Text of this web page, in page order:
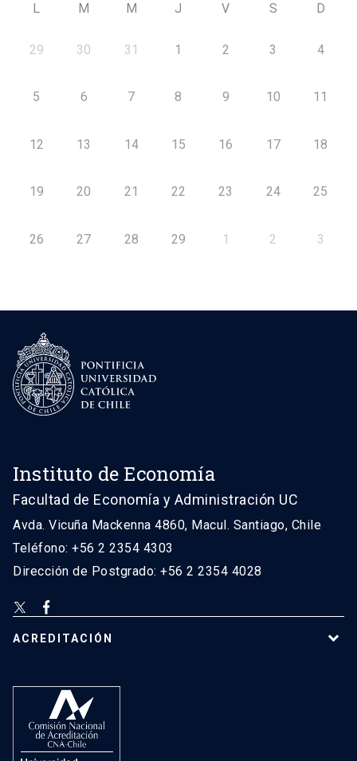
L M M J V S D
29 30 31 1 2 3 4
5 6 7 8 9 10 11
12 13 14 15 16 17 18
19 20 21 22 23 24 25
26 27 28 29 1 2 3
Instituto de Economía
Facultad de Economía y Administración UC
Avda. Vicuña Mackenna 4860, Macul. Santiago, Chile
Teléfono: +56 2 2354 4303
Dirección de Postgrado: +56 2 2354 4028
ACREDITACIÓN